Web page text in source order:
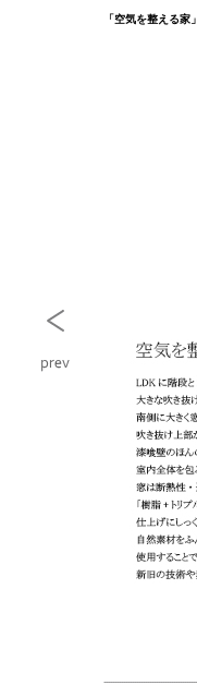
「空気を整える家」